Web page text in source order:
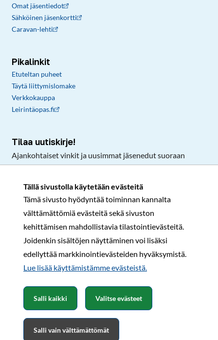
Tällä sivustolla käytetään evästeitä
Tämä sivusto hyödyntää toiminnan kannalta
välttämättömiä evästeitä sekä sivuston
kehittämisen mahdollistavia tilastointievästeitä.
Joidenkin sisältöjen näyttäminen voi lisäksi
edellyttää markkinointievästeiden hyväksymistä.
Lue lisää käyttämistämme evästeistä.​​​​​​
Salli kaikki
Salli vain välttämättömät
Valitse evästeet
Omat jäsentiedot
Sähköinen jäsenkortti
Caravan-lehti
Pikalinkit
Etuteltan puheet
Täytä liittymislomake
Verkkokauppa
Leirintäopas.fi
Tilaa uutiskirje!
Ajankohtaiset vinkit ja uusimmat jäsenedut suoraan
Rekisteri- ja tietosuojaselosteSopimusehdot